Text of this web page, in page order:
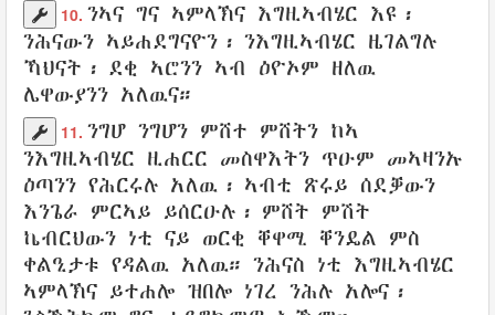
10. ንኣና ግና ኣምላኽና እግዚኣብሄር እዩ ፡
ንሕናውን ኣይሐደግናዮን ፡ ንእግዚኣብሄር ዜገልግሉ
ኻህናት፡ ደቂ ኣሮንን ኣብ ዕዮኦም ዘለዉ
ሌዋውያንን አለዉና።
11. ንግሆ ንግሆን ምሸተ ምሸትን ከኣ
ንእግዚኣብሄር ዚሐርር መስዋእትን ጥዑም መኣዛንኡ
ዕጣንን የሕርሩሉ አለዉ፡ ኣብቲ ጽሩይ ሰደቓውን
እንጌራ ምርኣይ ይሰርዑሉ፡ ምሸት ምሽት
ኬብርህውን ነቲ ናይ ወርቂ ቐዋሚ ቐንዴል ምስ
ቀልዒታቱ የዳልዉ አለዉ። ንሕናስ ነቲ እግዚኣብሄር
ኣምላኽና ይተሐሎ ዝበሎ ነገረ ንሕሉ አሎና፡